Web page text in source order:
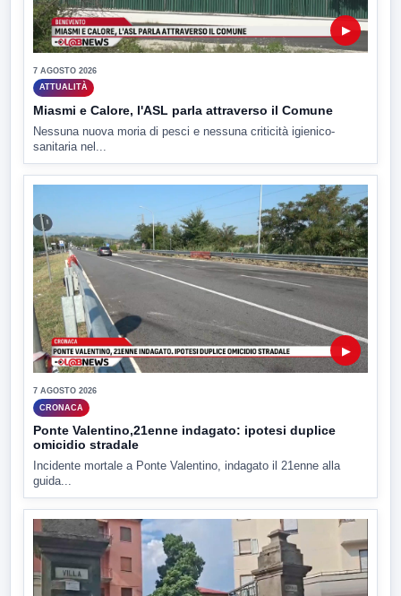
▶
7 AGOSTO 2026
ATTUALITÀ
Miasmi e Calore, l'ASL parla attraverso il Comune
Nessuna nuova moria di pesci e nessuna criticità igienico-
sanitaria nel...
▶
7 AGOSTO 2026
CRONACA
Ponte Valentino,21enne indagato: ipotesi duplice
omicidio stradale
Incidente mortale a Ponte Valentino, indagato il 21enne alla
guida...